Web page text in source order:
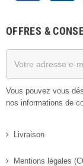
OFFRES &
Vous pouvez vous
nos informations de
Livraison
Mentions légales